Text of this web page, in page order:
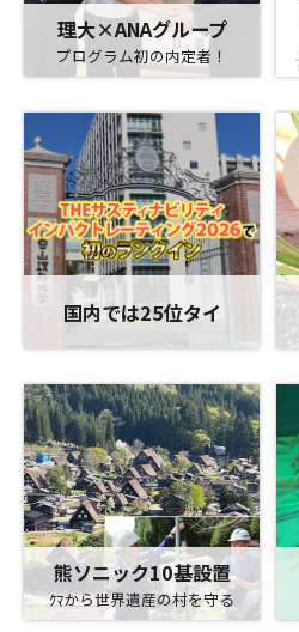
理大×ANAグループ
プログラム初の内定者！
国内では25位タイ
熊ソニック10基設置
ｸﾏから世界遺産の村を守る